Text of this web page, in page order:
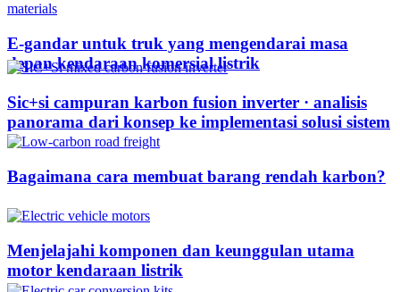
E-gandar untuk truk yang mengendarai masa
depan kendaraan komersial listrik
Sic+si campuran karbon fusion inverter · analisis
panorama dari konsep ke implementasi solusi sistem
Bagaimana cara membuat barang rendah karbon?
Menjelajahi komponen dan keunggulan utama
motor kendaraan listrik